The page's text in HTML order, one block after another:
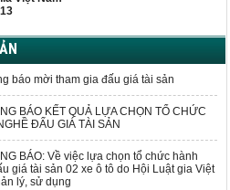
báo mời tham gia đấu giá tài sản
BÁO KẾT QUẢ LỰA CHỌN TỔ CHỨC
ĐẤU GIÁ TÀI SẢN
BÁO: Về việc lựa chọn tổ chức hành
giá tài sản 02 xe ô tô do Hội Luật gia Việt
lý, sử dụng